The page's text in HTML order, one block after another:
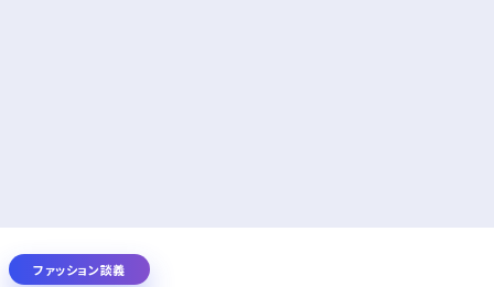
ファッション談義